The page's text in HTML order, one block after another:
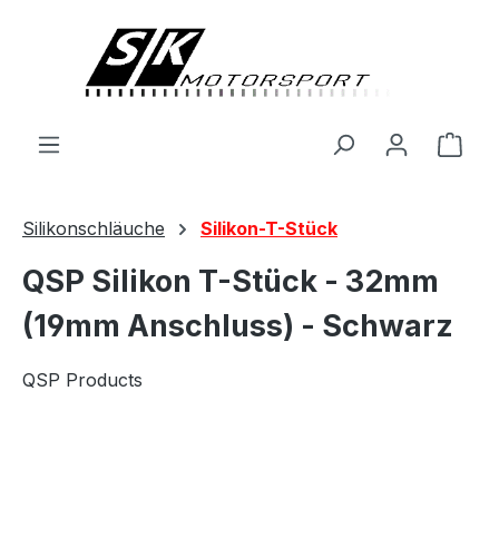
Silikonschläuche Silikon-T-Stück
QSP Silikon T-Stück - 32mm
(19mm Anschluss) - Schwarz
QSP Products